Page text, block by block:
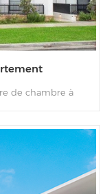
de chambre à